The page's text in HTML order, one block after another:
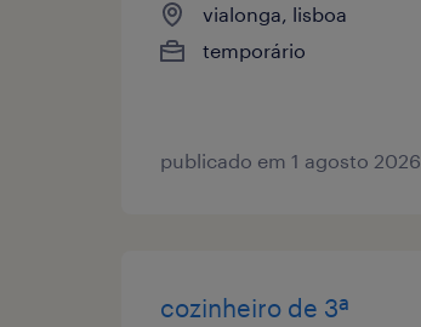
vialonga, lisboa
temporário
publicado em 1 agosto 2026
cozinheiro de 3ª